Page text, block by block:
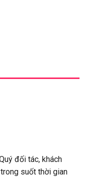
đối tác, khách
suốt thời gian